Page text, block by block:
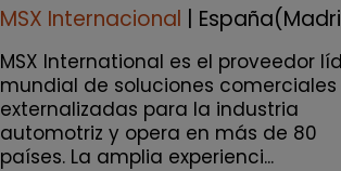
MSX Internacional |
MSX International es el proveedor
mundial de soluciones comerciales
externalizadas para la industria
automotriz y opera en más de 80
países. La amplia experienci...